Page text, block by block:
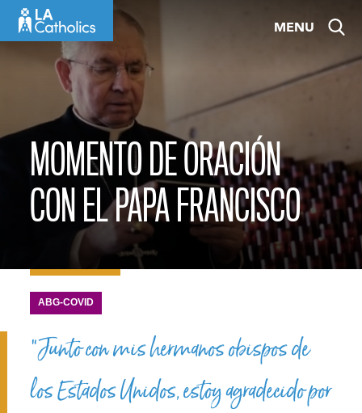
MENU
MOMENTO DE ORACIÓN
CON EL PAPA FRANCISCO
ABG-COVID
“Junto con mis hermanos obispos de
los Estados Unidos, estoy agradecido por